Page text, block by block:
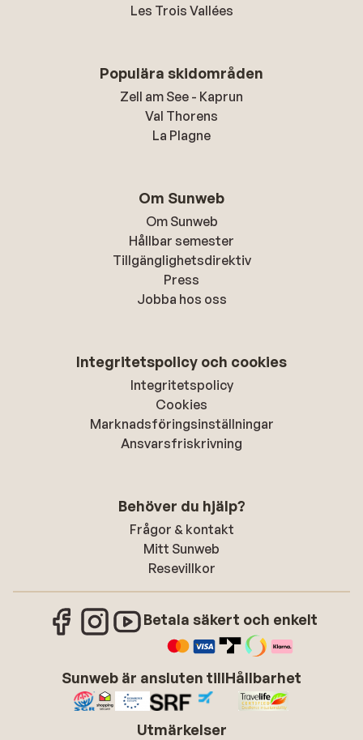
Les Trois Vallées
Populära skidområden
Zell am See - Kaprun
Val Thorens
La Plagne
Om Sunweb
Om Sunweb
Hållbar semester
Tillgänglighetsdirektiv
Press
Jobba hos oss
Integritetspolicy och cookies
Integritetspolicy
Cookies
Marknadsföringsinställningar
Ansvarsfriskrivning
Behöver du hjälp?
Frågor & kontakt
Mitt Sunweb
Resevillkor
Betala säkert och enkelt
Sunweb är ansluten tillHållbarhet
Utmärkelser